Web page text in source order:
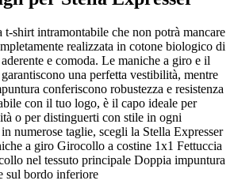
t-shirt intramontabile che non potrà mancare
realizzata in cotone biologico di
e comoda. Le maniche a giro e il
una perfetta vestibilità, mentre
conferiscono robustezza e resistenza
con il tuo logo, è il capo ideale per
o per distinguerti con stile in ogni
numerose taglie, scegli la Stella Expresser
a giro Girocollo a costine 1x1 Fettuccia
nel tessuto principale Doppia impuntura
sul bordo inferiore